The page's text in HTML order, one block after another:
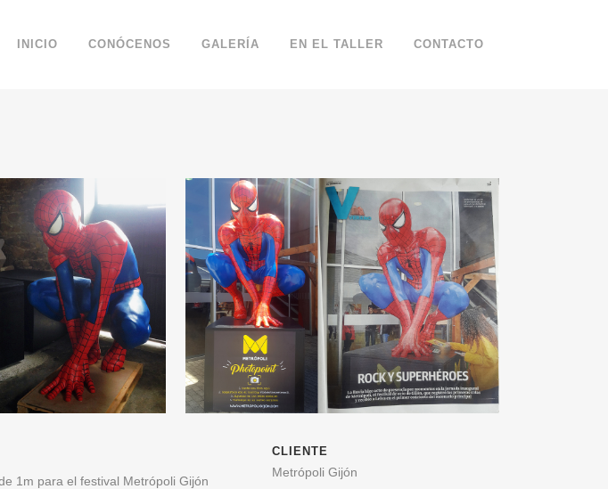
INICIO CONÓCENOS GALERÍA EN EL TALLER CONTACTO
1m para el festival Metrópoli Gijón
CLIENTE
Metrópoli Gijón